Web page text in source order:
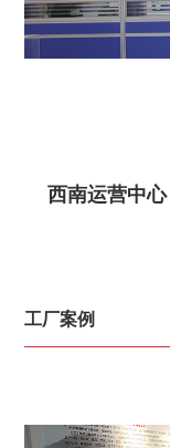
西南运营中心
工厂案例